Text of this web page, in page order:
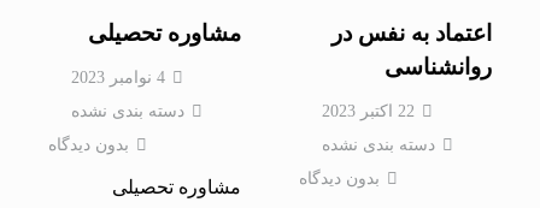
اعتماد به نفس در
روانشناسی
22 اکتبر 2023
دسته بندی نشده
بدون دیدگاه
مشاوره تحصیلی
دسته بندی نشده
بدون دیدگاه
مشاوره تحصیلی